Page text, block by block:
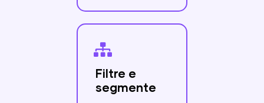
Filtre e
segmente